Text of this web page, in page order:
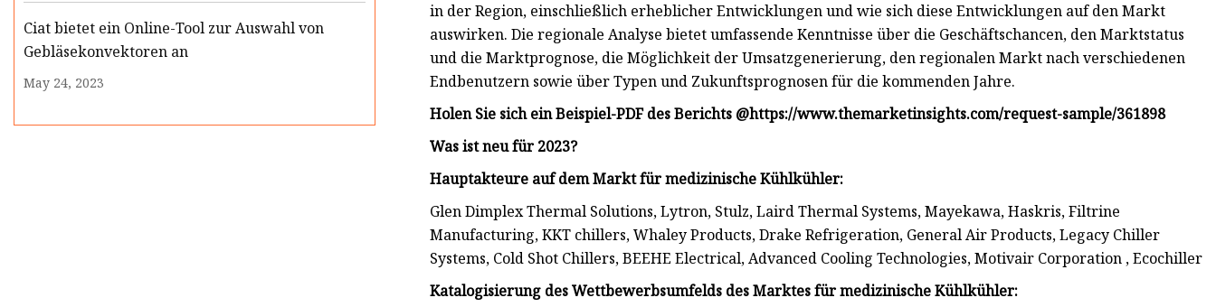
Ciat bietet ein Online-Tool zur Auswahl von
Gebläsekonvektoren an
May 24, 2023
in der Region, einschließlich erheblicher Entwicklungen und wie sich diese Entwicklungen auf den Markt
auswirken. Die regionale Analyse bietet umfassende Kenntnisse über die Geschäftschancen, den Marktstatus
und die Marktprognose, die Möglichkeit der Umsatzgenerierung, den regionalen Markt nach verschiedenen
Endbenutzern sowie über Typen und Zukunftsprognosen für die kommenden Jahre.
Holen Sie sich ein Beispiel-PDF des Berichts @https://www.themarketinsights.com/request-sample/361898
Was ist neu für 2023?
Hauptakteure auf dem Markt für medizinische Kühlkühler:
Glen Dimplex Thermal Solutions, Lytron, Stulz, Laird Thermal Systems, Mayekawa, Haskris, Filtrine
Manufacturing, KKT chillers, Whaley Products, Drake Refrigeration, General Air Products, Legacy Chiller
Systems, Cold Shot Chillers, BEEHE Electrical, Advanced Cooling Technologies, Motivair Corporation , Ecochiller
Katalogisierung des Wettbewerbsumfelds des Marktes für medizinische Kühlkühler: